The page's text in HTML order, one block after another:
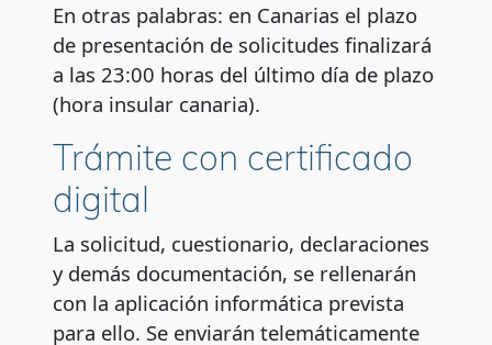
En otras palabras: en Canarias el plazo
de presentación de solicitudes finalizará
a las 23:00 horas del último día de plazo
(hora insular canaria).
Trámite con certificado
digital
La solicitud, cuestionario, declaraciones
y demás documentación, se rellenarán
con la aplicación informática prevista
para ello. Se enviarán telemáticamente